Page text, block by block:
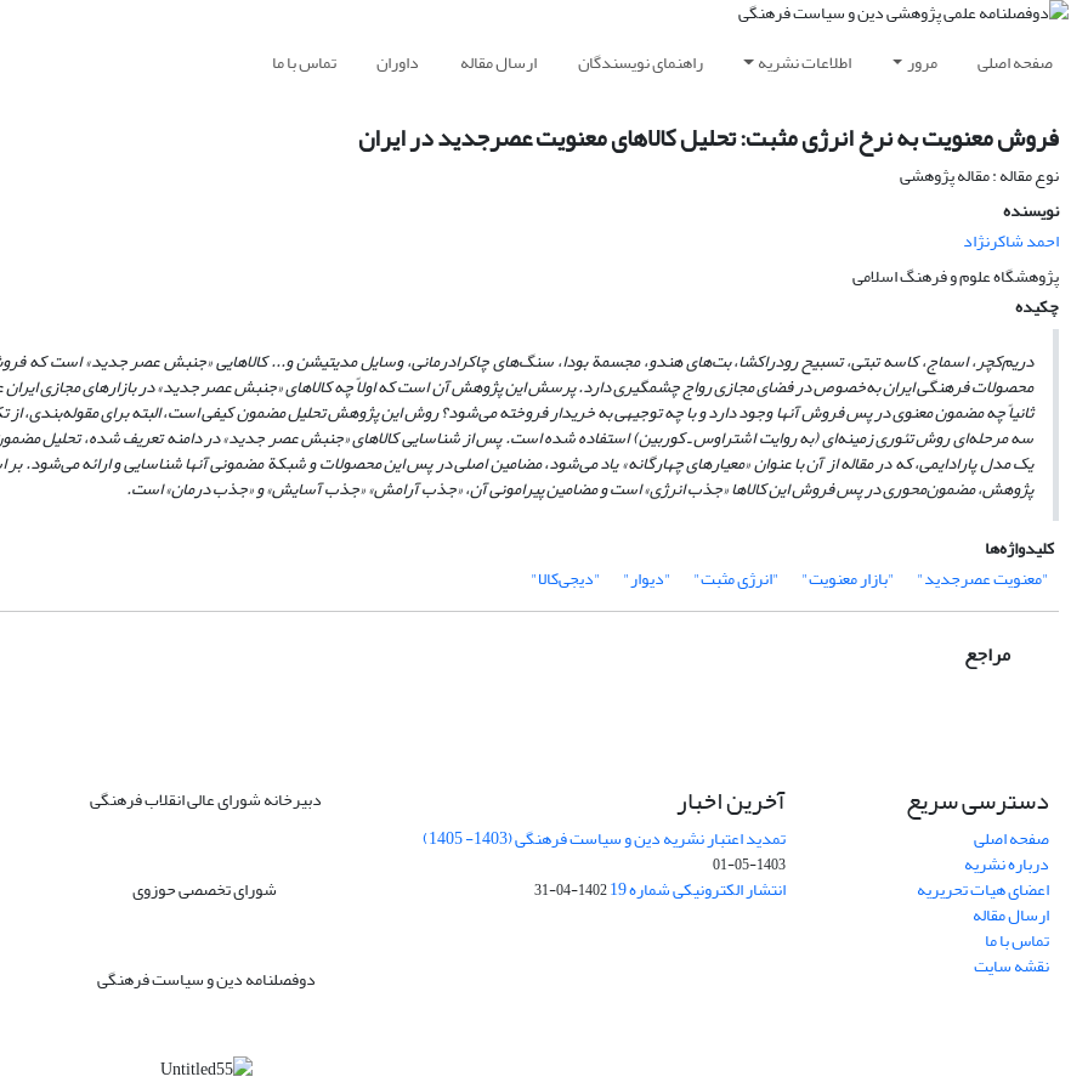
صفحه اصلی مرور اطلاعات نشریه راهنمای نویسندگان ارسال مقاله داوران تماس با ما
فروش معنویت به نرخ انرژی مثبت: تحلیل کالاهای معنویت عصرجدید در ایران
نوع مقاله : مقاله پژوهشی
نویسنده
احمد شاکرنژاد
پژوهشگاه علوم و فرهنگ اسلامی
چکیده
دریم‌کچر، اسماج، کاسه تبتی، تسبیح رودراکشا، بت‌های هندو، مجسمة بودا، سنگ‌های چاکرادرمانی، وسایل مدیتیشن و... کالاهایی «جنبش عصر جدید» است که
محصولات فرهنگی ایران به‌خصوص در فضای مجازی رواج چشمگیری دارد. پرسش این پژوهش آن است که اولاً چه کالاهای «جنبش عصر جدید» در بازارهای مجازی
ثانیاً چه مضمون معنوی در پس فروش آنها وجود دارد و با چه توجیهی به خریدار فروخته می‌شود؟ روش این پژوهش تحلیل مضمون کیفی است، البته برای مقوله‌بندی،
سه مرحله‌ای روش تئوری زمینه‌ای (به روایت اشتراوس ـ کوربین) استفاده شده است. پس از شناسایی کالاهای «جنبش عصر جدید» در دامنه تعریف شده، تحلیل
یک مدل پارادایمی، که در مقاله از آن با عنوان «معیارهای چهارگانه» یاد می‌شود، مضامین اصلی در پس این محصولات و شبکة مضمونی آنها شناسایی و ارائه می‌شود.
پژوهش، مضمون‌محوری در پس فروش این کالاها «جذب انرژی» است و مضامین پیرامونی آن، «جذب آرامش» «جذب آسایش» و «جذب درمان» است.
کلیدواژه‌ها
"معنویت عصرجدید"
"بازار معنویت" "انرژی مثبت" "دیوار" "دیجی‌کالا"
مراجع
دسترسی سریع
صفحه اصلی
درباره نشریه
اعضای هیات تحریریه
ارسال مقاله
تماس با ما
نقشه سایت
آخرین اخبار
تمدید اعتبار نشریه دین و سیاست فرهنگی (1403- 1405)
1403-05-01
انتشار الکترونیکی شماره 19 1402-04-31
دبیرخانه شورای عالی انقلاب فرهنگی
شورای تخصصی حوزوی
دوفصلنامه دین و سیاست فرهنگی